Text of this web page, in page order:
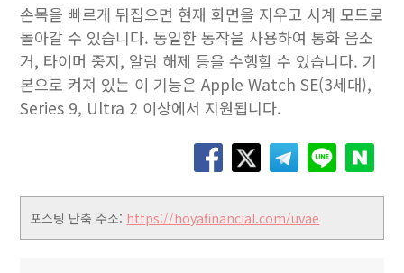
손목을 빠르게 뒤집으면 현재 화면을 지우고 시계 모드로
돌아갈 수 있습니다. 동일한 동작을 사용하여 통화 음소
거, 타이머 중지, 알림 해제 등을 수행할 수 있습니다. 기
본으로 켜져 있는 이 기능은 Apple Watch SE(3세대),
Series 9, Ultra 2 이상에서 지원됩니다.
포스팅 단축 주소: https://hoyafinancial.com/uvae